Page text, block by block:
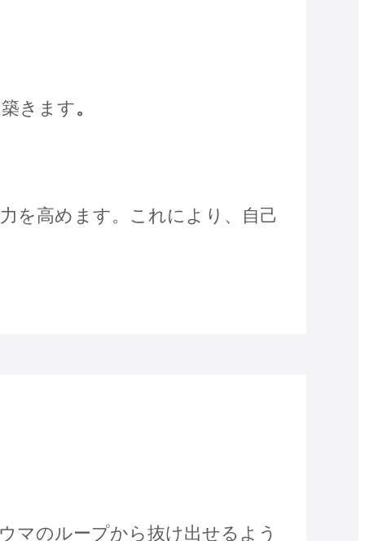
きます。
を高めます。これにより、自己
マのループから抜け出せるよう